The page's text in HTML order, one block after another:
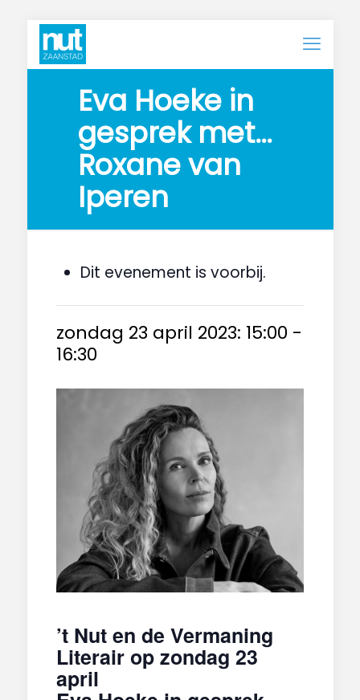
Eva Hoeke in
gesprek met…
Roxane van
Iperen
Dit evenement is voorbij.
zondag 23 april 2023: 15:00 -
16:30
’t Nut en de Vermaning
Literair op zondag 23
april